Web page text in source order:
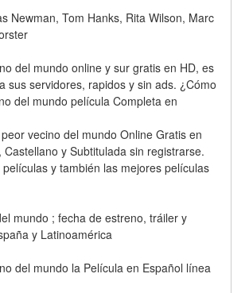
Newman, Tom Hanks, Rita Wilson, Marc
del mundo online y sur gratis en HD, es
sus servidores, rapidos y sin ads. ¿Cómo
del mundo película Completa en
vecino del mundo Online Gratis en
Castellano y Subtitulada sin registrarse.
y también las mejores películas
mundo ; fecha de estreno, tráiler y
y Latinoamérica
del mundo la Película en Español línea